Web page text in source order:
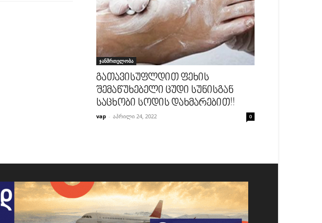
ჯანმრთელობა
გათავისუფლდით ფეხის
შემაწუხებელი ცუდი სუნისგან
საცხობი სოდის დახმარებით!!
vap - აპრილი 24, 2022 0